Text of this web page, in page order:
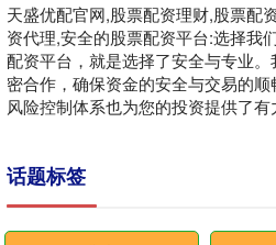
天盛优配官网,股票配资理财,股票配
资代理,安全的股票配资平台:选择我
配资平台，就是选择了安全与专业
密合作，确保资金的安全与交易的
风险控制体系也为您的投资提供了有
话题标签